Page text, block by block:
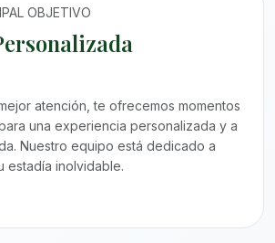
OBJETIVO
atención, te ofrecemos momentos
una experiencia personalizada y a
Nuestro equipo está dedicado a
estadía inolvidable.